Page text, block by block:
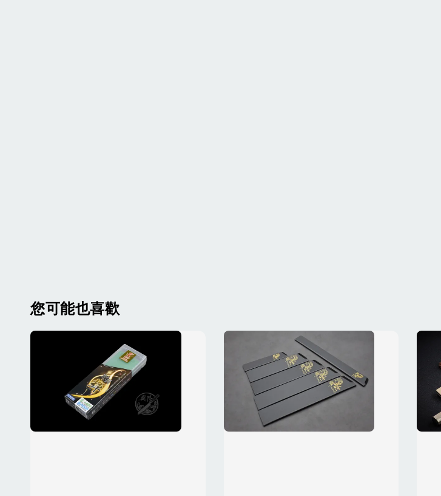
您可能也喜歡